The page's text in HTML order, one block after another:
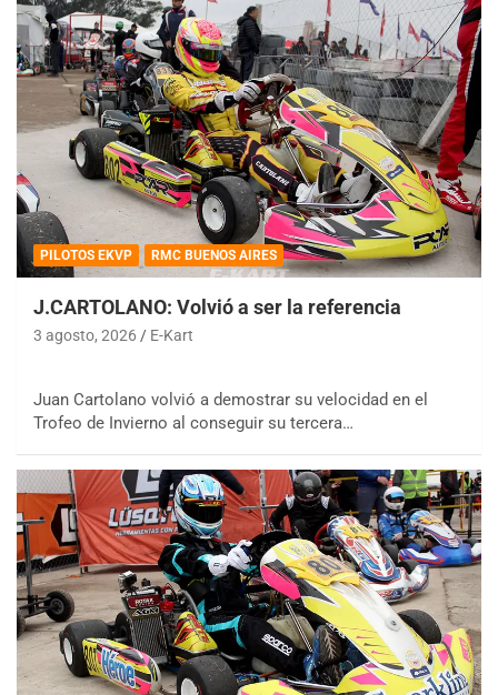
PILOTOS EKVP RMC BUENOS AIRES
J.CARTOLANO: Volvió a ser la referencia
3 agosto, 2026 E-Kart
Juan Cartolano volvió a demostrar su velocidad en el
Trofeo de Invierno al conseguir su tercera…